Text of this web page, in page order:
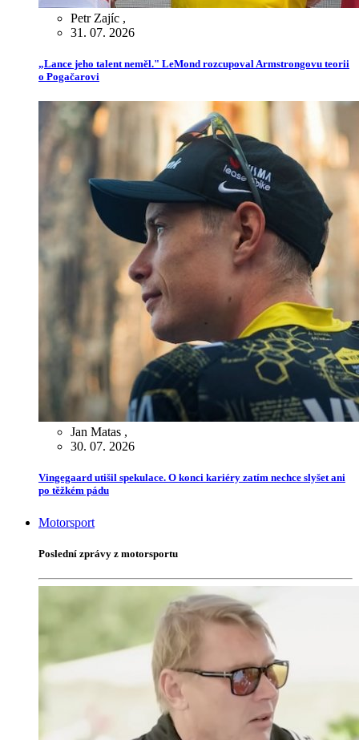
Petr Zajíc ,
31. 07. 2026
„Lance jeho talent neměl." LeMond rozcupoval Armstrongovu teorii
o Pogačarovi
Jan Matas ,
30. 07. 2026
Vingegaard utišil spekulace. O konci kariéry zatím nechce slyšet ani
po těžkém pádu
Motorsport
Poslední zprávy z motorsportu